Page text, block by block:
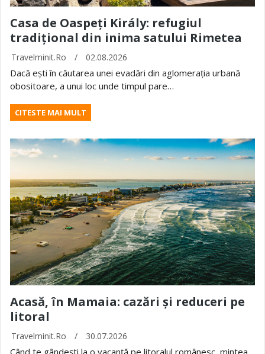
Casa de Oaspeți Király: refugiul
tradițional din inima satului Rimetea
Travelminit.ro / 02.08.2026
Dacă ești în căutarea unei evadări din aglomerația urbană
obositoare, a unui loc unde timpul pare…
CITESTE MAI MULT
Acasă, în Mamaia: cazări și reduceri pe
litoral
Travelminit.ro / 30.07.2026